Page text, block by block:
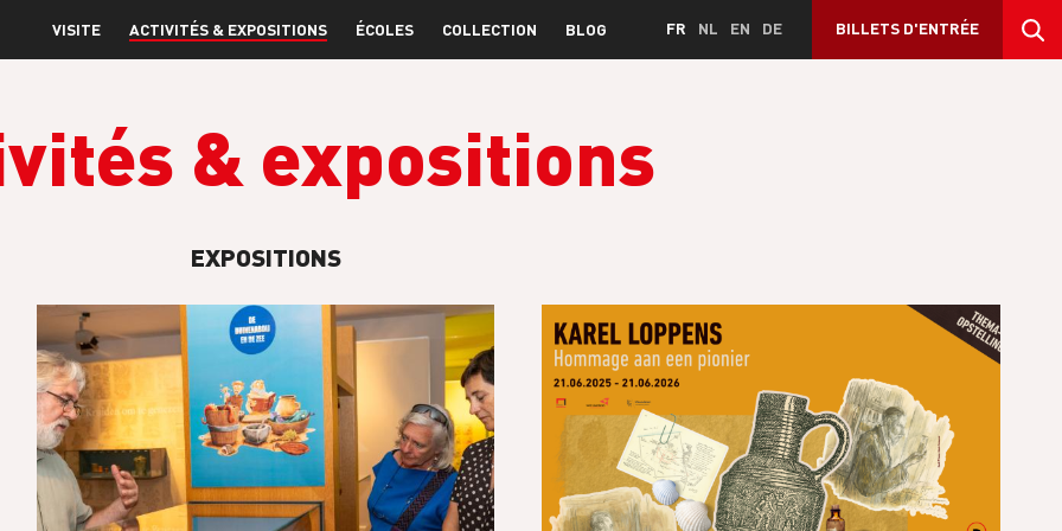
VISITE ACTIVITÉS & EXPOSITIONS ÉCOLES COLLECTION BLOG FR NL EN DE BILLETS D'ENTRÉE
& expositions
EXPOSITIONS